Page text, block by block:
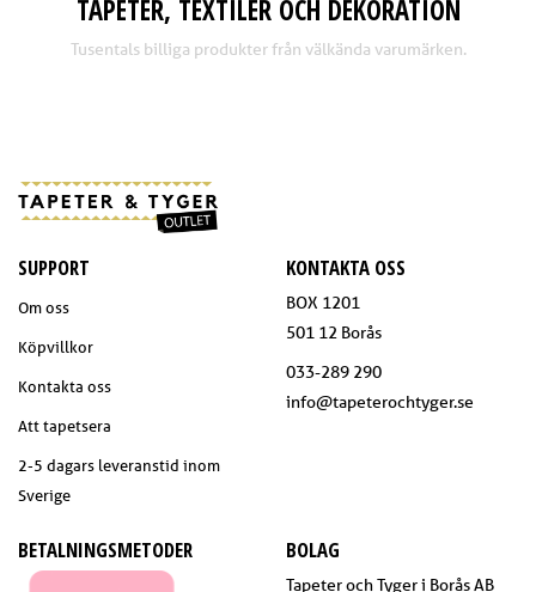
TAPETER, TEXTILER OCH DEKORATION
Tusentals billiga produkter från välkända varumärken.
SUPPORT
Om oss
Köpvillkor
Kontakta oss
Att tapetsera
2-5 dagars leveranstid inom
Sverige
KONTAKTA OSS
BOX 1201
501 12 Borås
033-289 290
info@tapeterochtyger.se
BETALNINGSMETODER BOLAG
Tapeter och Tyger i Borås AB